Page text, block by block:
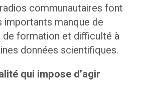
communautaires font
importants manque de
de formation et difficulté à
données scientifiques.
qui impose d’agir